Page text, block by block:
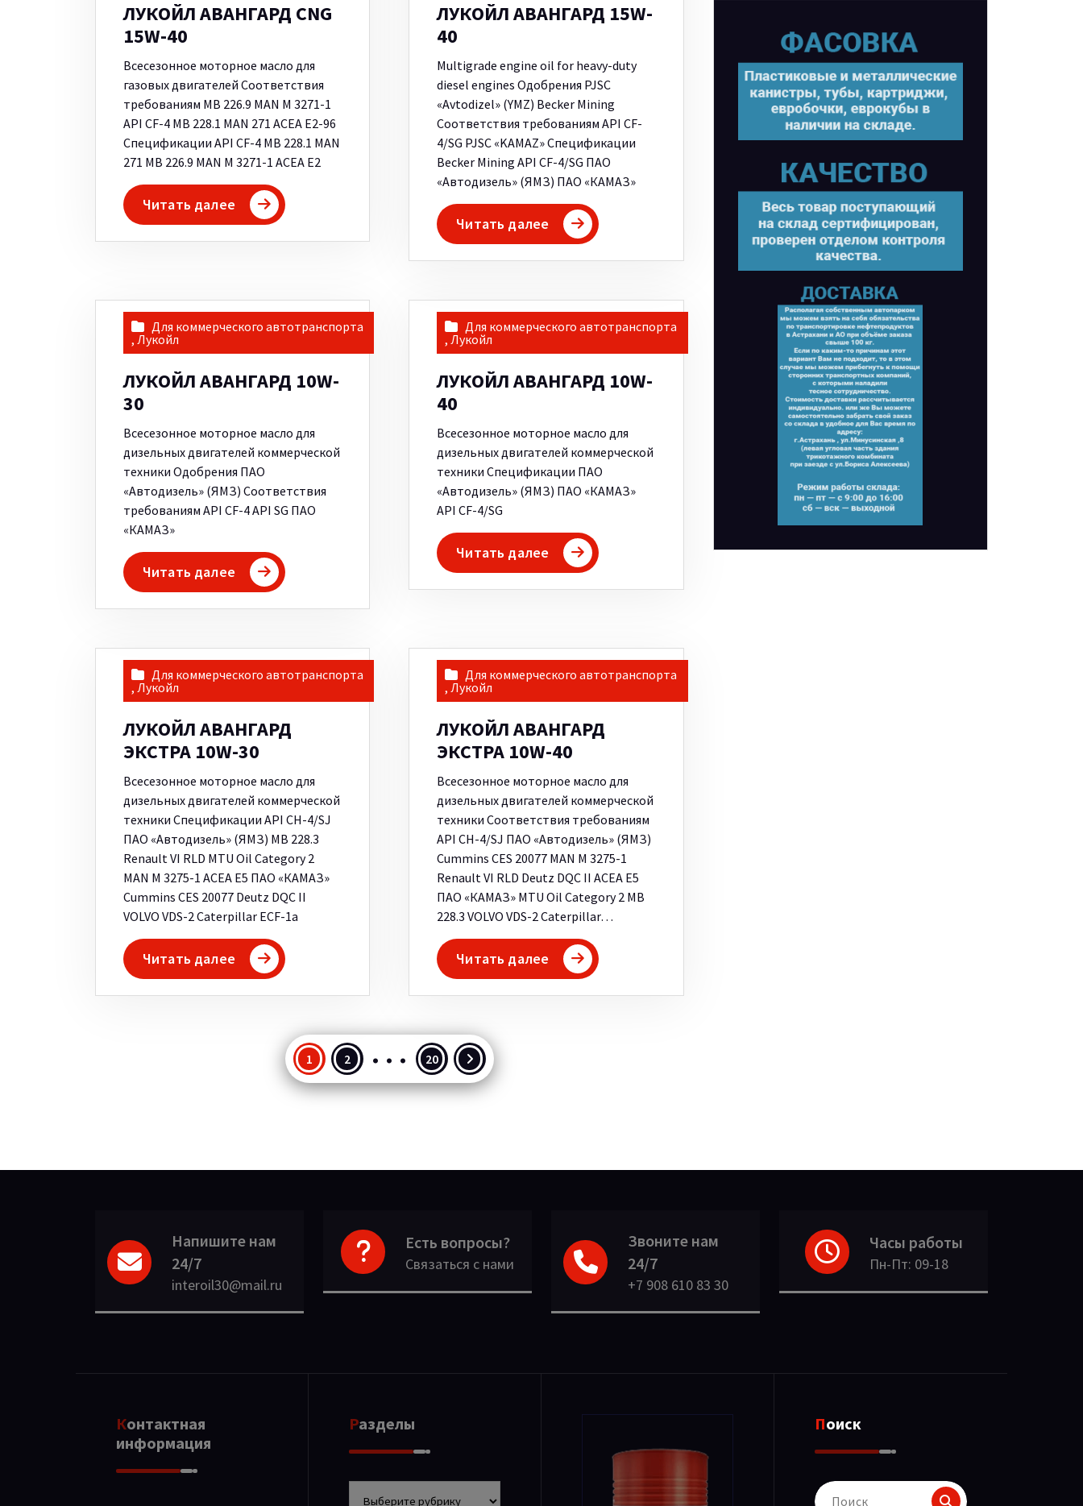
ЛУКОЙЛ АВАНГАРД CNG
15W-40
Всесезонное моторное масло для
газовых двигателей Соответствия
требованиям MB 226.9 MAN M 3271-1
API CF-4 MB 228.1 MAN 271 ACEA E2-96
Спецификации API CF-4 MB 228.1 MAN
271 MB 226.9 MAN M 3271-1 ACEA E2
Читать далее
ЛУКОЙЛ АВАНГАРД 15W-
40
Multigrade engine oil for heavy-duty
diesel engines Одобрения PJSC
«Avtodizel» (YMZ) Becker Mining
Соответствия требованиям API CF-
4/SG PJSC «KAMAZ» Спецификации
Becker Mining API CF-4/SG ПАО
«Автодизель» (ЯМЗ) ПАО «КАМАЗ»
Читать далее
Для коммерческого автотранспорта
, Лукойл
ЛУКОЙЛ АВАНГАРД 10W-
30
Всесезонное моторное масло для
дизельных двигателей коммерческой
техники Одобрения ПАО
«Автодизель» (ЯМЗ) Соответствия
требованиям API CF-4 API SG ПАО
«КАМАЗ»
Читать далее
Для коммерческого автотранспорта
,Лукойл
ЛУКОЙЛ АВАНГАРД 10W-
40
Всесезонное моторное масло для
дизельных двигателей коммерческой
техники Спецификации ПАО
«Автодизель» (ЯМЗ) ПАО «КАМАЗ»
API CF-4/SG
Читать далее
Для коммерческого автотранспорта
, Лукойл
ЛУКОЙЛ АВАНГАРД
ЭКСТРА 10W-30
Всесезонное моторное масло для
дизельных двигателей коммерческой
техники Спецификации API CH-4/SJ
ПАО «Автодизель» (ЯМЗ) MB 228.3
Renault VI RLD MTU Oil Category 2
MAN M 3275-1 ACEA E5 ПАО «КАМАЗ»
Cummins CES 20077 Deutz DQC II
VOLVO VDS-2 Caterpillar ECF-1a
Читать далее
Для коммерческого автотранспорта
,Лукойл
ЛУКОЙЛ АВАНГАРД
ЭКСТРА 10W-40
Всесезонное моторное масло для
дизельных двигателей коммерческой
техники Соответствия требованиям
API CH-4/SJ ПАО «Автодизель» (ЯМЗ)
Cummins CES 20077 MAN M 3275-1
Renault VI RLD Deutz DQC II ACEA E5
ПАО «КАМАЗ» MTU Oil Category 2 MB
228.3 VOLVO VDS-2 Caterpillar…
Читать далее
Пагинация
записей
1 2 … 20
Напишите нам
24/7
interoil30@mail.ru
Есть вопросы?
Связаться с нами
Звоните нам
24/7
+7 908 610 83 30
Часы работы
Пн-Пт: 09-18
Контактная
информация
Разделы Поиск
Поиск